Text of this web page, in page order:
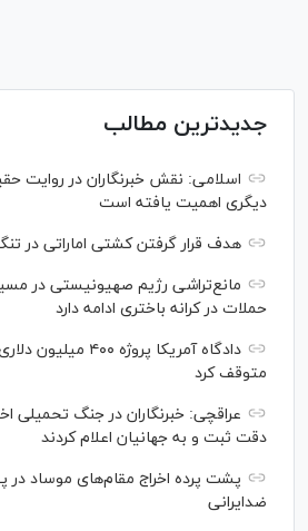
جدیدترین مطالب
اسلامی: نقش خبرنگاران در روایت
دیگری اهمیت یافته است
هدف قرار گرفتن کشتی اماراتی در
مانع‌تراشی رژیم صهیونیستی در
حملات در کرانه باختری ادامه دارد
دادگاه آمریکا
متوقف کرد
عراقچی: خبرنگاران در جنگ تحمیلی
دقت ثبت و به جهانیان اعلام کردند
پشت پرده اخراج مقام‌های موساد
ضدایرانی